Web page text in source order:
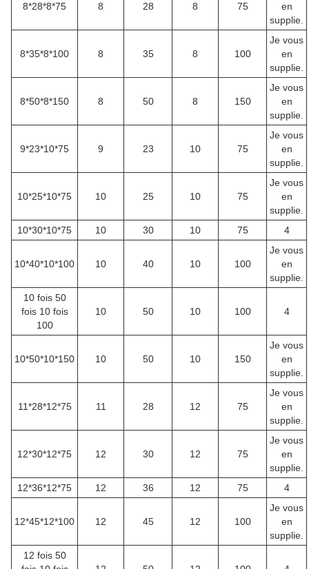
8*28*8*75 8 28 8 75
en
supplie.
8*35*8*100 8 35 8 100
Je vous
en
supplie.
8*50*8*150 8 50 8 150
Je vous
en
supplie.
9*23*10*75 9 23 10 75
Je vous
en
supplie.
10*25*10*75 10 25 10 75
Je vous
en
supplie.
10*30*10*75
10 30 10 75 4
10*40*10*100 10 40 10 100
Je vous
en
supplie.
10 fois 50
fois 10 fois
100
10 50 10 100 4
10*50*10*150 10 50 10 150
Je vous
en
supplie.
11*28*12*75 11 28 12 75
Je vous
en
supplie.
12*30*12*75 12 30 12 75
Je vous
en
supplie.
12*36*12*75
12 36 12 75 4
12*45*12*100 12 45 12 100
Je vous
en
supplie.
12 fois 50